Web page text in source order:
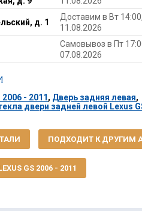
д. 1
Доставим в Вт 14:00,
11.08.2026
Самовывоз в Пт
07.08.2026
- 2011, Дверь задняя левая,
двери задней левой Lexus
ПОДХОДИТ К ДРУГИМ
GS 2006 - 2011